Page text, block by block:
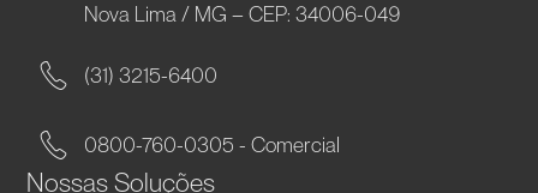
Nova Lima / MG – CEP: 34006-049
(31) 3215-6400
0800-760-0305 - Comercial
Nossas Soluções